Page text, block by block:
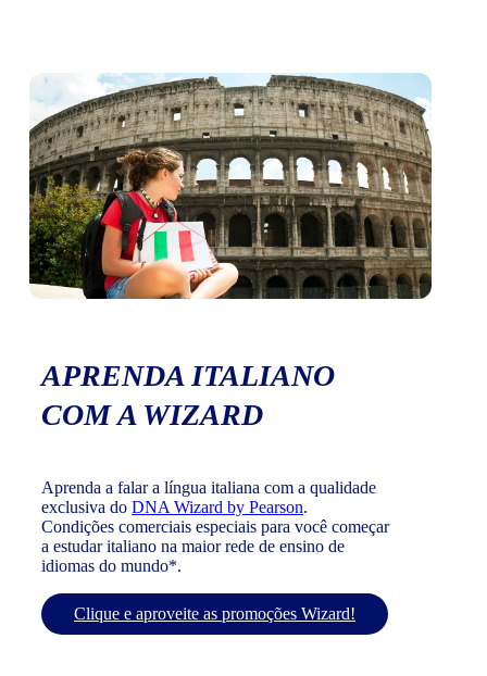
APRENDA ITALIANO
COM A WIZARD
Aprenda a falar a língua italiana com a qualidade
exclusiva do DNA Wizard by Pearson.
Condições comerciais especiais para você começar
a estudar italiano na maior rede de ensino de
idiomas do mundo*.
Clique e aproveite as promoções Wizard!